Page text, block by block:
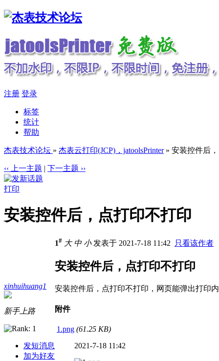
注册 登录
标签
统计
帮助
杰表技术论坛 » 杰表云打印(JCP)，jatoolsPrinter» 安装控件后
‹‹ 上一主题 | 下一主题 ››
打印
安装控件后，点打印不打印
xinhuihuang1
新手上路
发短消息
加为好友
1# 大 中 小发表于 2021-7-18 11:42 只看该作者
安装控件后，点打印不打印
安装控件后，点打印不打印，网页能弹出打印
附件
1.png (61.25 KB)
2021-7-18 11:42